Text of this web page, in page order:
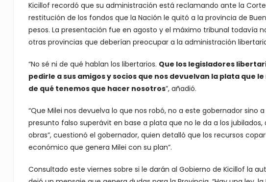
Kicillof recordó que su administración está reclamando ante la
restitución de los fondos que la Nación le quitó a la provincia de
pesos. La presentación fue en agosto y el máximo tribunal todavía
otras provincias que deberían preocupar a la administración
“No sé ni de qué hablan los libertarios. Que los legisladores
pedirle a sus amigos y socios que nos devuelvan la plata que
de qué tenemos que hacer nosotros”, añadió.
“Que Milei nos devuelva lo que nos robó, no a este gobernador sino
presunto falso superávit en base a plata que no le da a los
obras”, cuestionó el gobernador, quien detalló que los recursos
económico que genera Milei con su plan”.
Consultado este viernes sobre si le darán al Gobierno de Kicillof la